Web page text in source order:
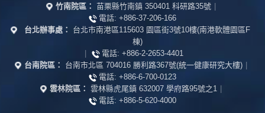
竹南院區： 苗栗縣竹南鎮 350401 科研路35號 |
電話: +886-37-206-166
台北辦事處：
台北市南港區115603 園區街3號10樓(南港軟體園區F
棟)
|
電話: +886-2-2653-4401
台南院區：
台南市北區 704016 勝利路367號(統一健康研究大樓) |
電話: +886-6-700-0123
雲林院區： 雲林縣虎尾鎮 632007 學府路95號之1 |
電話: +886-5-620-4000